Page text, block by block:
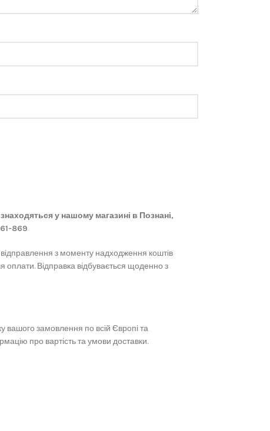
у нашому магазині в Познані,
869
з моменту надходження коштів
оплати. Відправка відбувається щоденно з
вашого замовлення по всій Європі та
про вартість та умови доставки.